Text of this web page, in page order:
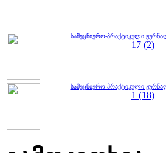
სამეცნიერო-პრაქტიკული
17 (2)
სამეცნიერო-პრაქტიკული
1 (18)